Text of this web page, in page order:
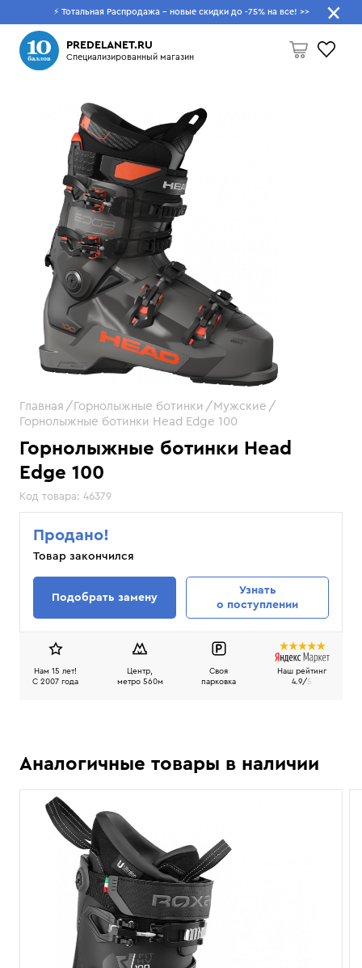
⚡ Тотальная Распродажа - новые скидки до -75% на все! >>
PREDELANET.RU
Специализированный магазин
Что будем искать?
Горнолыжные ботинки Head
Edge 100
Код товара: 46379
Главная Горнолыжные ботинки
Мужские
Горнолыжные ботинки Head Edge 100
Продано!
Товар закончился
Подобрать замену
Узнать
о поступлении
Нам 15 лет!
C 2007 года
Центр,
метро 560м
Своя
парковка
Наш рейтинг
4.9/5
Аналогичные товары в наличии